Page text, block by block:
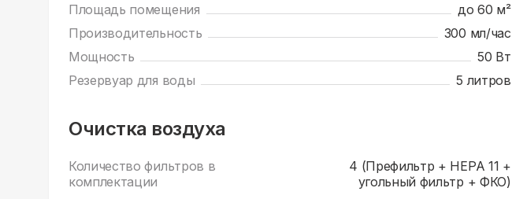
Площадь помещения
до 60 м²
Производительность
300 мл/час
Мощность
50 Вт
Резервуар для воды
5 литров
Очистка воздуха
Количество фильтров в
комплектации
4 (Префильтр + HEPA 11 +
угольный фильтр + ФКО)